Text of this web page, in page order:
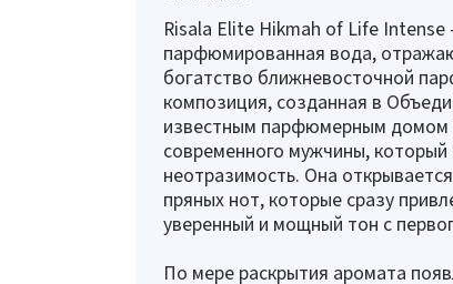
Risala Elite Hikmah of Life Intense
парфюмированная вода,
богатство ближневосточной
композиция, созданная в
известным парфюмерным домом
современного мужчины, который
неотразимость. Она
пряных нот, которые сразу
уверенный и мощный тон с
По мере раскрытия аромата